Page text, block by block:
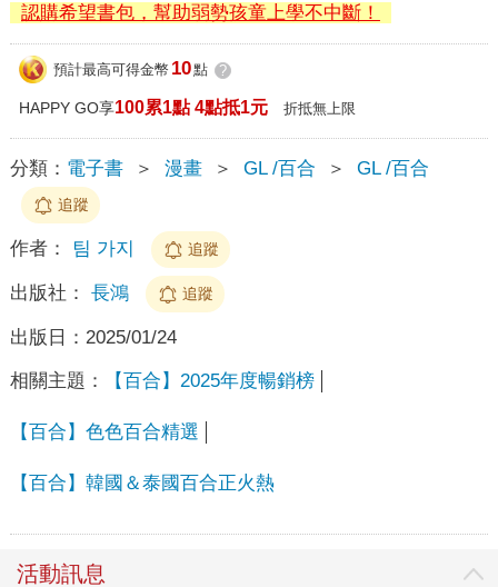
認購希望書包，幫助弱勢孩童上學不中斷！
預計最高可得金幣 10點 ?
HAPPY GO享100累1點 4點抵1元 折抵無上限
分類： 電子書 ＞ 漫畫 ＞ GL /百合 ＞ GL /百合
追蹤
作者： 팀 가지 追蹤
出版社： 長鴻 追蹤
出版日： 2025/01/24
相關主題： 【百合】2025年度暢銷榜
【百合】色色百合精選
【百合】韓國＆泰國百合正火熱
活動訊息